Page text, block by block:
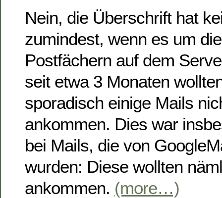
Nein, die Überschrift hat
zumindest, wenn es um
Postfächern auf dem
seit etwa 3 Monaten
sporadisch einige Mails
ankommen. Dies war
bei Mails, die von
wurden: Diese wollten
ankommen. (more…)